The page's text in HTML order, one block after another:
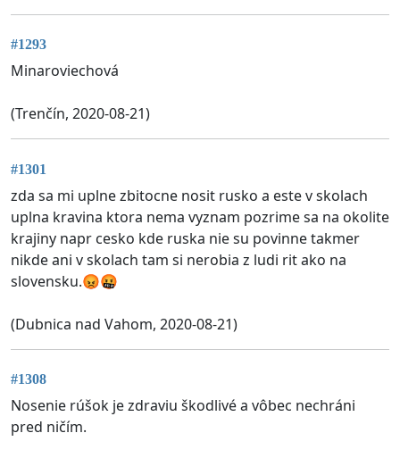
#1293
Minaroviechová
(Trenčín, 2020-08-21)
#1301
zda sa mi uplne zbitocne nosit rusko a este v skolach
uplna kravina ktora nema vyznam pozrime sa na okolite
krajiny napr cesko kde ruska nie su povinne takmer
nikde ani v skolach tam si nerobia z ludi rit ako na
slovensku.😡🤬
(Dubnica nad Vahom, 2020-08-21)
#1308
Nosenie rúšok je zdraviu škodlivé a vôbec nechráni
pred ničím.